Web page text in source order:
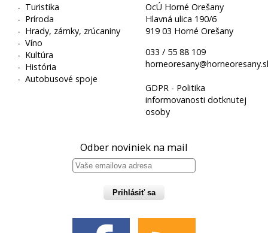
- Turistika
- Príroda
- Hrady, zámky, zrúcaniny
-Víno
- Kultúra
- História
-Autobusové spoje
OcÚ Horné Orešany
Hlavná ulica 190/6
919 03 Horné Orešany
033 / 55 88 109
GDPR - Politika
informovanosti dotknutej
osoby
Odber noviniek na mail
Prihlásiť sa